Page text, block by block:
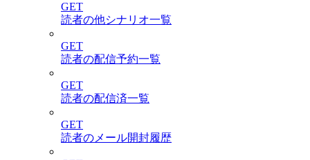
GET
読者の他シナリオ一覧
GET
読者の配信予約一覧
GET
読者の配信済一覧
GET
読者のメール開封履歴